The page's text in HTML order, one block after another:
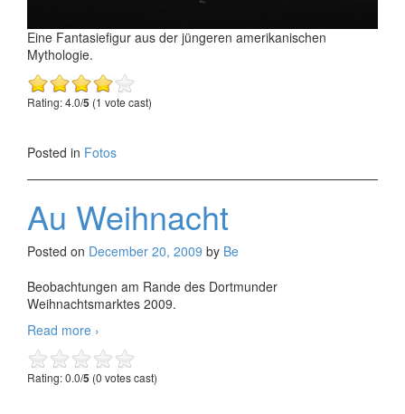
Eine Fantasiefigur aus der jüngeren amerikanischen
Mythologie.
Rating: 4.0/5 (1 vote cast)
Posted in Fotos
Au Weihnacht
Posted on December 20, 2009 by Be
Beobachtungen am Rande des Dortmunder
Weihnachtsmarktes 2009.
Read more Au
Weihnacht
›
Rating: 0.0/5 (0 votes cast)